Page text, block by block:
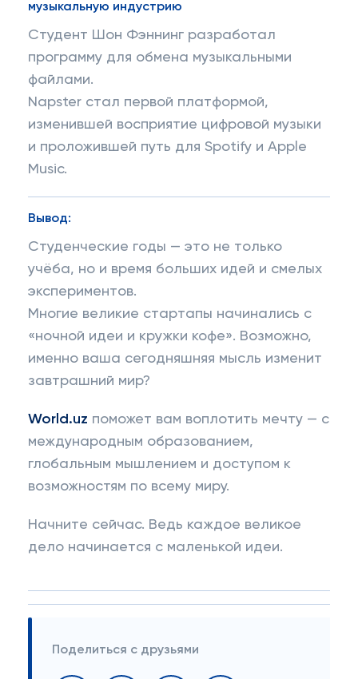
музыкальную индустрию
Студент Шон Фэннинг разработал
программу для обмена музыкальными
файлами.
Napster стал первой платформой,
изменившей восприятие цифровой музыки
и проложившей путь для Spotify и Apple
Music.
Вывод:
Студенческие годы — это не только
учёба, но и время больших идей и смелых
экспериментов.
Многие великие стартапы начинались с
«ночной идеи и кружки кофе». Возможно,
именно ваша сегодняшняя мысль изменит
завтрашний мир?
World.uz поможет вам воплотить мечту — с
международным образованием,
глобальным мышлением и доступом к
возможностям по всему миру.
Начните сейчас. Ведь каждое великое
дело начинается с маленькой идеи.
Поделиться с друзьями